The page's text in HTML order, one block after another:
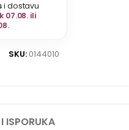
i dostavu
07.08. ili
SKU: 0144010
ISPORUKA